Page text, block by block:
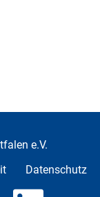
e.V.
Datenschutz